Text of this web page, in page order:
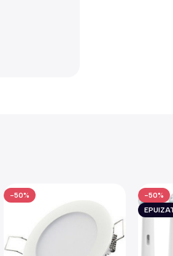
-50%
-50%